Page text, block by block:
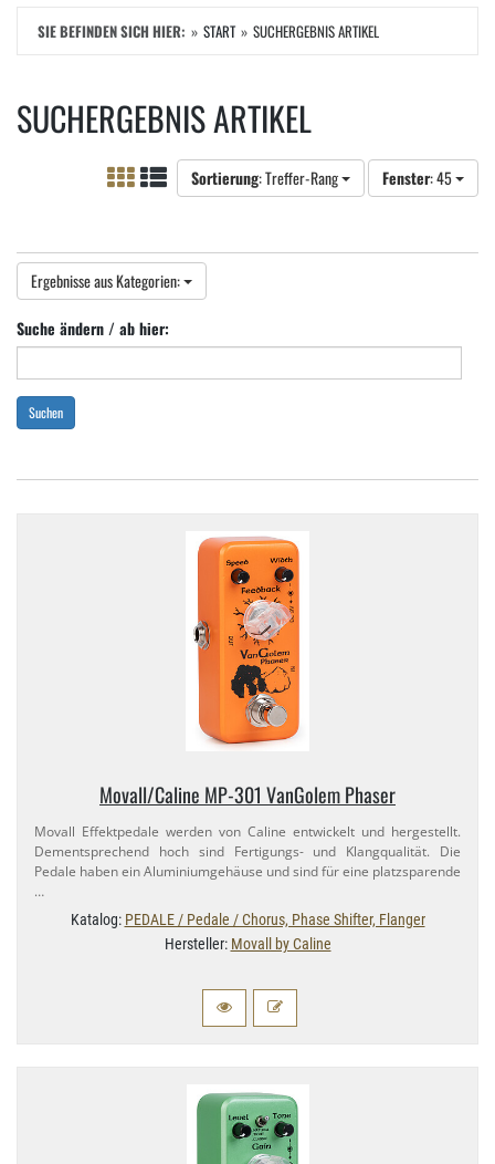
SIE BEFINDEN SICH HIER: START SUCHERGEBNIS ARTIKEL
SUCHERGEBNIS ARTIKEL
Sortierung: Treffer-Rang Fenster: 45
Ergebnisse aus Kategorien:
Suche ändern / ab hier:
Suchen
Movall/​Caline MP-​301 VanGolem Phaser
Movall Effektpedale werden von Caline entwickelt und hergestellt.
Dementsprechend hoch sind Fertigungs- und Klangqualität. Die
Pedale haben ein Aluminiumgehäuse und sind für eine platzsparende
…
Katalog: PEDALE / Pedale / Chorus, Phase Shifter, Flanger
Hersteller: Movall by Caline